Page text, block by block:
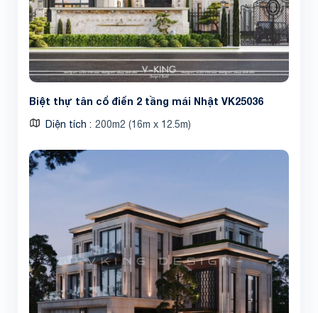
Biệt thự tân cổ điển 2 tầng mái Nhật VK25036
Diện tích 200m2 (16m x 12.5m)